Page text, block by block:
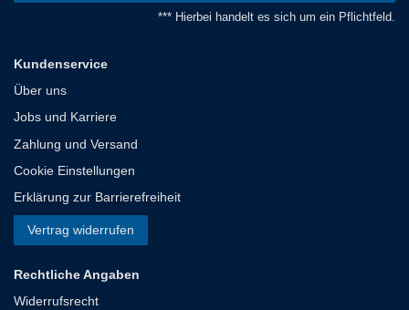
*** Hierbei handelt es sich um ein Pflichtfeld.
Kundenservice
Über uns
Jobs und Karriere
Zahlung und Versand
Cookie Einstellungen
Erklärung zur Barrierefreiheit
Vertrag widerrufen
Rechtliche Angaben
Widerrufsrecht